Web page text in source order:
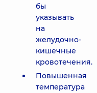
бы
указывать
на
желудочно-
кишечные
кровотечения.
Повышенная
температура